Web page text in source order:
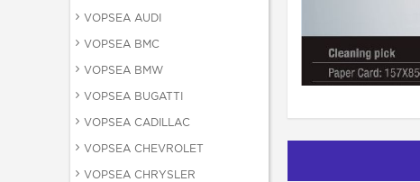
VOPSEA AUDI
VOPSEA BMC
VOPSEA BMW
VOPSEA BUGATTI
VOPSEA CADILLAC
VOPSEA CHEVROLET
VOPSEA CHRYSLER